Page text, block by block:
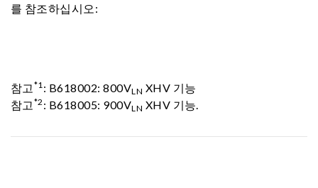
를 참조하십시오:
참고 *1 : B618002: 800VLN XHV 기능
참고 *2 : B618005: 900VLN XHV 기능.